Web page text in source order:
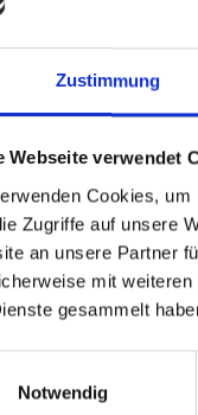
Zustimmung
Webseite verwendet
Cookies,
Zugriffe auf unsere
an unsere Partner
mit
gesammelt
Notwendig